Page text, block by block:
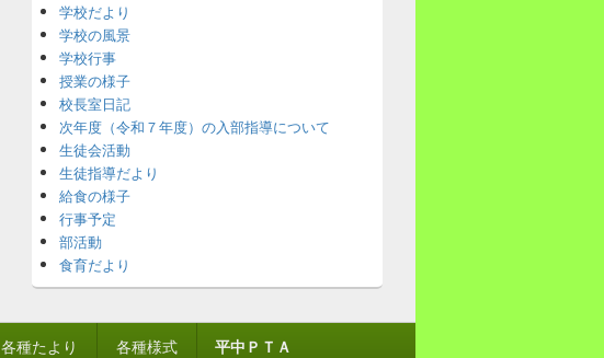
学校だより
学校の風景
学校行事
授業の様子
校長室日記
次年度（令和７年度）の入部指導について
生徒会活動
生徒指導だより
給食の様子
行事予定
部活動
食育だより
各種たより 各種様式 平中ＰＴＡ